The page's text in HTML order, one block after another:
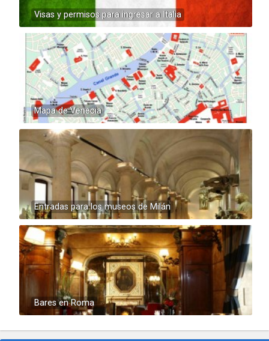
Visas y permisos para ingresar a Italia
Mapa de Venecia
Entradas para los museos de Milán
Bares en Roma